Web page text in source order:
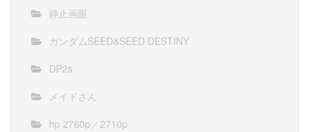
静止画眼
ガンダムSEED&SEED DESTINY
DP2s
メイドさん
hp 2760p／2710p